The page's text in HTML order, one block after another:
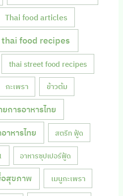
Thai food articles
thai food recipes
thai street food recipes
กะเพรา ข้าวต้ม
ยการอาหารไทย
าหารไทย สตรีท ฟู้ด
อาหารซุปเปอร์ฟู้ด
อสุขภาพ เมนูกะเพรา